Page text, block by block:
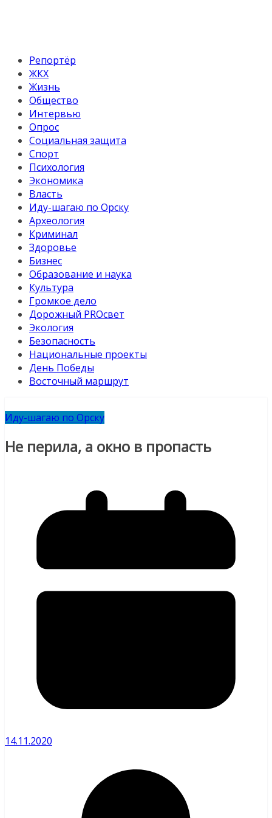
Репортёр
ЖКХ
Жизнь
Общество
Интервью
Опрос
Социальная защита
Спорт
Психология
Экономика
Власть
Иду-шагаю по Орску
Археология
Криминал
Здоровье
Бизнес
Образование и наука
Культура
Громкое дело
Дорожный PROсвет
Экология
Безопасность
Национальные проекты
День Победы
Восточный маршрут
Иду-шагаю по Орску
Не перила, а окно в пропасть
14.11.2020